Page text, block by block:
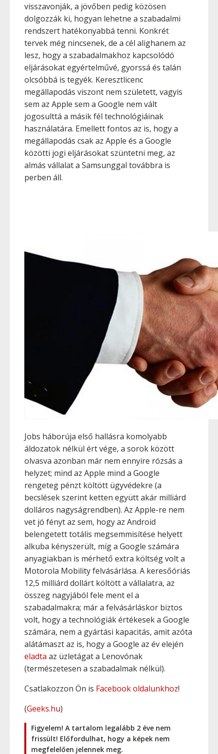
visszavonják, a jövőben pedig közösen
dolgozzák ki, hogyan lehetne a szabadalmi
rendszert hatékonyabbá tenni. Konkrét
tervek még nincsenek, de a cél alighanem az
lesz, hogy a szabadalmakhoz kapcsolódó
eljárásokat egyértelművé, gyorssá és talán
olcsóbbá is tegyék. Keresztlicenc
megállapodás viszont nem született, vagyis
sem az Apple sem a Google nem vált
jogosulttá a másik fél technológiáinak
használatára. Emellett fontos az is, hogy a
megállapodás csak az Apple és a Google
közötti jogi eljárásokat szüntetni meg, az
almás vállalat a Samsunggal továbbra is
perben áll.
Jobs háborúja első hallásra komolyabb
áldozatok nélkül ért vége, a sorok között
olvasva azonban már nem ennyire rózsás a
helyzet; mind az Apple mind a Google
rengeteg pénzt költött ügyvédekre (a
becslések szerint ketten együtt akár milliárd
dolláros nagyságrendben). Az Apple-re nem
vet jó fényt az sem, hogy az Android
belengetett totális megsemmisítése helyett
alkuba kényszerült, míg a Google számára
anyagiakban is mérhető extra költség volt a
Motorola Mobility felvásárlása. A keresőóriás
12,5 milliárd dollárt költött a vállalatra, az
összeg nagyjából fele ment el a
szabadalmakra; már a felvásárláskor biztos
volt, hogy a technológiák értékesek a Google
számára, nem a gyártási kapacitás, amit azóta
alátámaszt az is, hogy a Google az év elején
eladta az üzletágat a Lenovónak
(természetesen a szabadalmak nélkül).
Csatlakozzon Ön is Facebook oldalunkhoz!
(Geeks.hu)
Figyelem! A tartalom legalább 2 éve nem
frissült! Előfordulhat, hogy a képek nem
megfelelően jelennek meg.